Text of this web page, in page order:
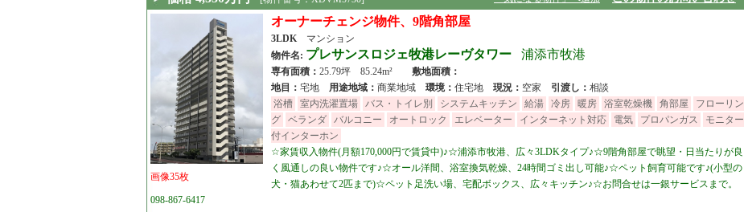
画像35枚
オーナーチェンジ物件、9階角部屋
3LDK マンション
物件名: プレサンスロジェ牧港レーヴタワー 浦添市牧港
専有面積： 25.79坪 85.24m² 敷地面積：
地目： 宅地 用途地域： 商業地域 環境： 住宅地 現況： 空家 引渡し： 相談
浴槽
室内洗濯置場 バス・トイレ別 システムキッチン 給湯 冷房 暖房 浴室乾燥機 角部屋
フローリン
グ
ベランダ バルコニー オートロック エレベーター インターネット対応 電気 プロパンガス
モニター
付インターホン
☆家賃収入物件(月額170,000円で賃貸中)♪☆浦添市牧港、広々3LDKタイプ♪☆9階角部屋で眺望・日当たりが良
く風通しの良い物件です♪☆オール洋間、浴室換気乾燥、24時間ゴミ出し可能♪☆ペット飼育可能です♪(小型の
犬・猫あわせて2匹まで)☆ペット足洗い場、宅配ボックス、広々キッチン♪☆お問合せは一銀サービスまで。
098-867-6417